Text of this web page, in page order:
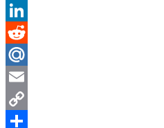
VK
LinkedIn
Reddit
Mail.Ru
Email
Copy